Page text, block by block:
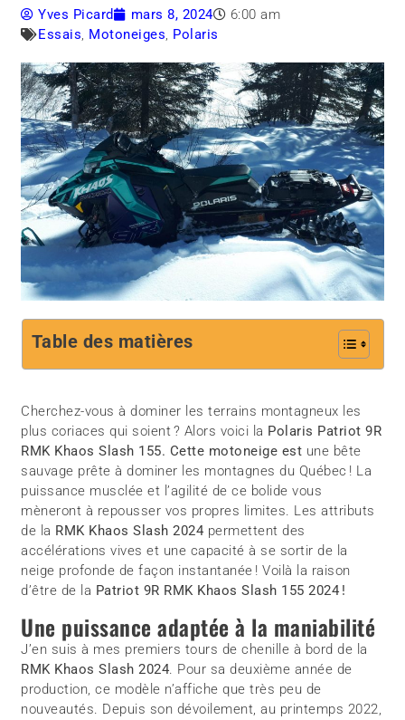
Yves Picard mars 8, 2024
6:00 am
Essais, Motoneiges, Polaris
Table des matières
Cherchez-vous à dominer les terrains montagneux les
plus coriaces qui soient ? Alors voici la Polaris Patriot 9R
RMK Khaos Slash 155. Cette motoneige est une bête
sauvage prête à dominer les montagnes du Québec ! La
puissance musclée et l’agilité de ce bolide vous
mèneront à repousser vos propres limites. Les attributs
de la RMK Khaos Slash 2024 permettent des
accélérations vives et une capacité à se sortir de la
neige profonde de façon instantanée ! Voilà la raison
d’être de la Patriot 9R RMK Khaos Slash 155 2024 !
Une puissance adaptée à la maniabilité
J’en suis à mes premiers tours de chenille à bord de la
RMK Khaos Slash 2024. Pour sa deuxième année de
production, ce modèle n’affiche que très peu de
nouveautés. Depuis son dévoilement, au printemps 2022,